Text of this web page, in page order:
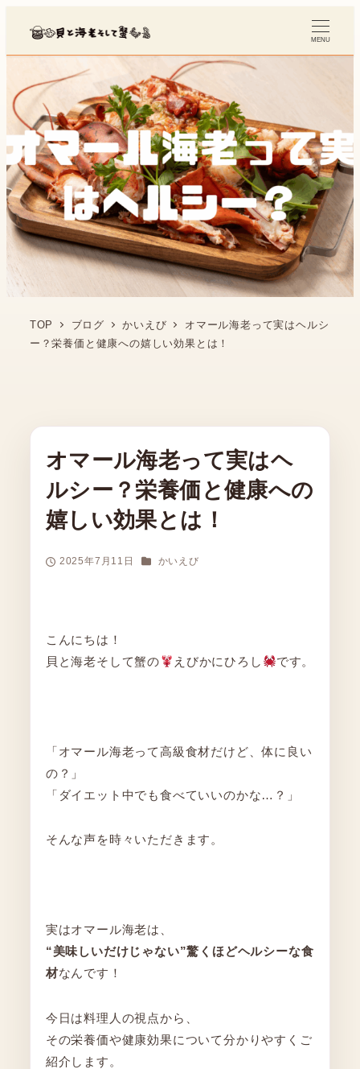
MENU
TOP ブログ かいえび
オマール海老って実はヘルシ
ー？栄養価と健康への嬉しい効果とは！
オマール海老って実はヘ
ルシー？栄養価と健康への
嬉しい効果とは！
投稿日
2025年7月11日 カテゴリー
かいえび
こんにちは！
貝と海老そして蟹の
えびかにひろし です。
「オマール海老って高級食材だけど、体に良い
の？」
「ダイエット中でも食べていいのかな…？」
そんな声を時々いただきます。
実はオマール海老は、
“美味しいだけじゃない”驚くほどヘルシーな食
材なんです！
今日は料理人の視点から、
その栄養価や健康効果について分かりやすくご
紹介します。